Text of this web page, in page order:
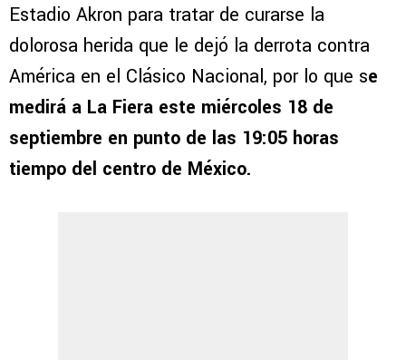
Estadio Akron para tratar de curarse la
dolorosa herida que le dejó la derrota contra
América en el Clásico Nacional, por lo que se
medirá a La Fiera este miércoles 18 de
septiembre en punto de las 19:05 horas
tiempo del centro de México.